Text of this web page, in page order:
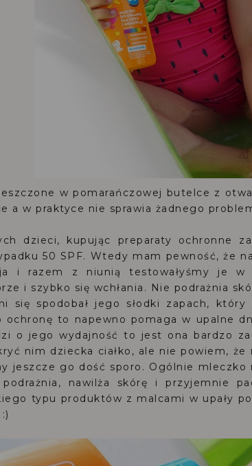
w pomarańczowej butelce z
a w praktyce nie sprawia żadnego
dzieci, kupując preparaty ochronne
50 SPF. Wtedy mam pewność, że
i razem z niunią testowałyśmy je
i szybko się wchłania. Nie podrażnia
się spodobał jego słodki zapach,
ochronę to napewno pomaga w upalne
o jego wydajność to jest ona bardzo
nim dziecka ciałko, ale nie powiem, że
jeszcze go dość sporo. Ogólnie mleczko
nawilża skórę i przyjemnie
typu produktów z malcami w upały